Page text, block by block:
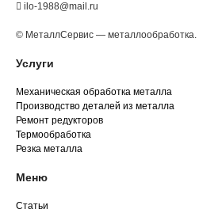
ilo-1988@mail.ru
© МеталлСервис — металлообработка.
Услуги
Механическая обработка металла
Производство деталей из металла
Ремонт редукторов
Термообработка
Резка металла
Меню
Статьи